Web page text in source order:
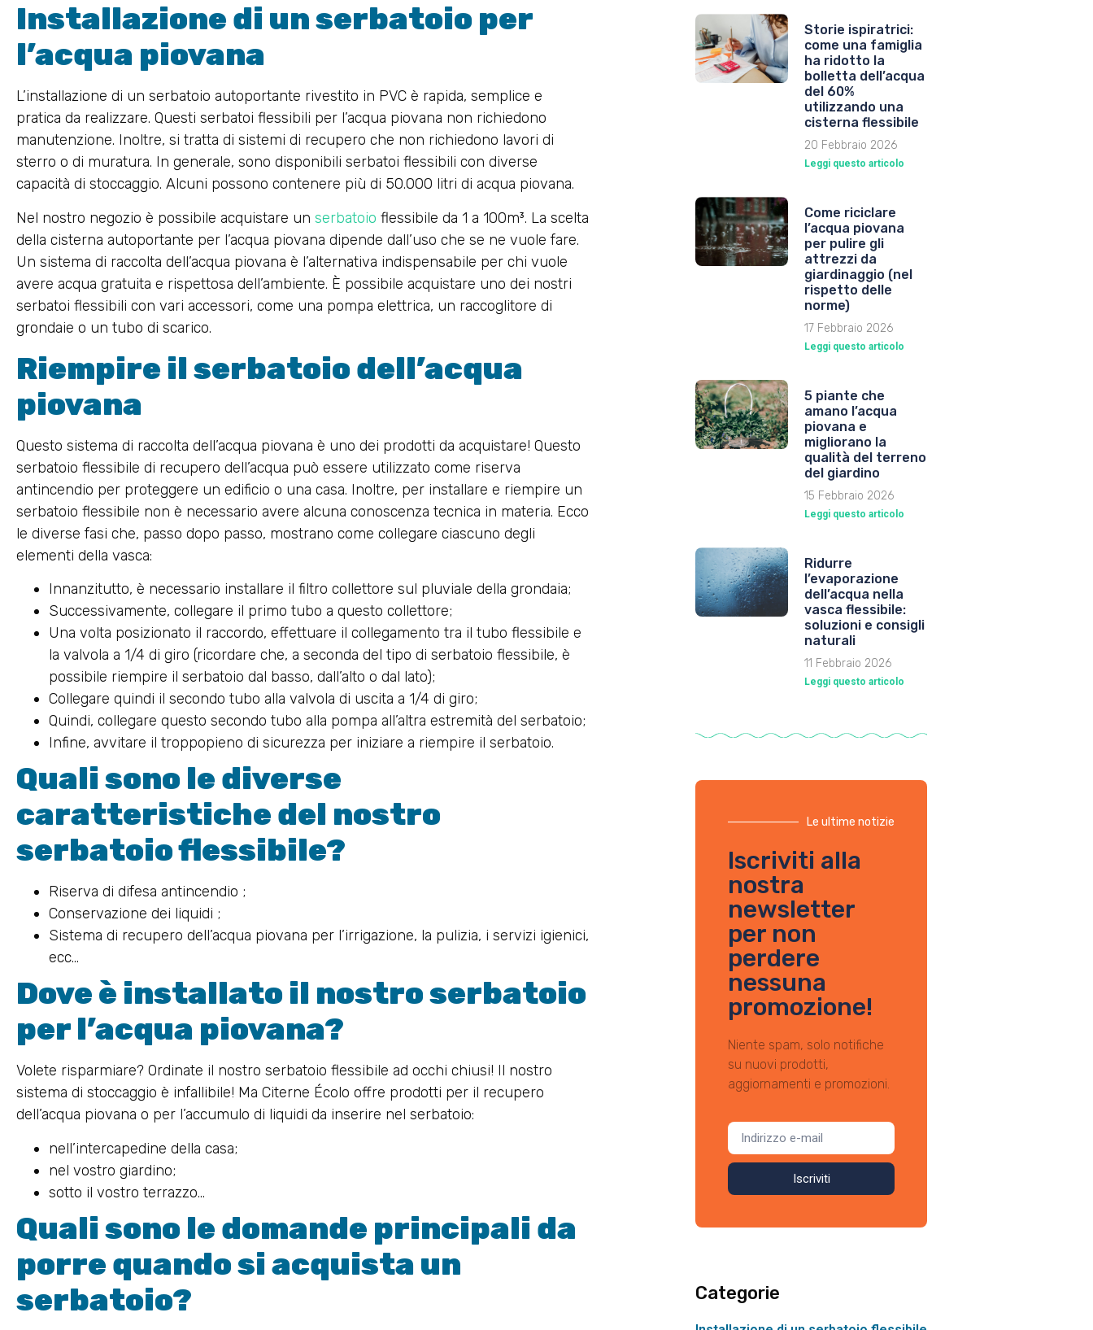
Installazione di un serbatoio per
l’acqua piovana
L’installazione di un serbatoio autoportante rivestito in PVC è rapida, semplice e
pratica da realizzare. Questi serbatoi flessibili per l’acqua piovana non richiedono
manutenzione. Inoltre, si tratta di sistemi di recupero che non richiedono lavori di
sterro o di muratura. In generale, sono disponibili serbatoi flessibili con diverse
capacità di stoccaggio. Alcuni possono contenere più di 50.000 litri di acqua piovana.
Nel nostro negozio è possibile acquistare un serbatoio flessibile da 1 a 100m³. La scelta
della cisterna autoportante per l’acqua piovana dipende dall’uso che se ne vuole fare.
Un sistema di raccolta dell’acqua piovana è l’alternativa indispensabile per chi vuole
avere acqua gratuita e rispettosa dell’ambiente. È possibile acquistare uno dei nostri
serbatoi flessibili con vari accessori, come una pompa elettrica, un raccoglitore di
grondaie o un tubo di scarico.
Riempire il serbatoio dell’acqua
piovana
Questo sistema di raccolta dell’acqua piovana è uno dei prodotti da acquistare! Questo
serbatoio flessibile di recupero dell’acqua può essere utilizzato come riserva
antincendio per proteggere un edificio o una casa. Inoltre, per installare e riempire un
serbatoio flessibile non è necessario avere alcuna conoscenza tecnica in materia. Ecco
le diverse fasi che, passo dopo passo, mostrano come collegare ciascuno degli
elementi della vasca:
Innanzitutto, è necessario installare il filtro collettore sul pluviale della grondaia;
Successivamente, collegare il primo tubo a questo collettore;
Una volta posizionato il raccordo, effettuare il collegamento tra il tubo flessibile e
la valvola a 1/4 di giro (ricordare che, a seconda del tipo di serbatoio flessibile, è
possibile riempire il serbatoio dal basso, dall’alto o dal lato);
Collegare quindi il secondo tubo alla valvola di uscita a 1/4 di giro;
Quindi, collegare questo secondo tubo alla pompa all’altra estremità del serbatoio;
Infine, avvitare il troppopieno di sicurezza per iniziare a riempire il serbatoio.
Quali sono le diverse
caratteristiche del nostro
serbatoio flessibile?
Riserva di difesa antincendio ;
Conservazione dei liquidi ;
Sistema di recupero dell’acqua piovana per l’irrigazione, la pulizia, i servizi igienici,
ecc…
Dove è installato il nostro serbatoio
per l’acqua piovana?
Volete risparmiare? Ordinate il nostro serbatoio flessibile ad occhi chiusi! Il nostro
sistema di stoccaggio è infallibile! Ma Citerne Écolo offre prodotti per il recupero
dell’acqua piovana o per l’accumulo di liquidi da inserire nel serbatoio:
nell’intercapedine della casa;
nel vostro giardino;
sotto il vostro terrazzo…
Quali sono le domande principali da
porre quando si acquista un
serbatoio?
Storie ispiratrici:
come una famiglia
ha ridotto la
bolletta dell’acqua
del 60%
utilizzando una
cisterna flessibile
20 Febbraio 2026
Leggi questo articolo
Come riciclare
l’acqua piovana
per pulire gli
attrezzi da
giardinaggio (nel
rispetto delle
norme)
17 Febbraio 2026
Leggi questo articolo
5 piante che
amano l’acqua
piovana e
migliorano la
qualità del terreno
del giardino
15 Febbraio 2026
Leggi questo articolo
Ridurre
l’evaporazione
dell’acqua nella
vasca flessibile:
soluzioni e consigli
naturali
11 Febbraio 2026
Leggi questo articolo
Le ultime notizie
Iscriviti alla
nostra
newsletter
per non
perdere
nessuna
promozione!
Niente spam, solo notifiche
su nuovi prodotti,
aggiornamenti e promozioni.
Iscriviti
Categorie